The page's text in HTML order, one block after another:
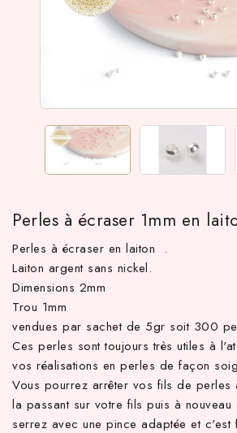
d'achat hors frais de port en
Perles à écraser 1mm en
Perles à écraser en laiton .
Laiton argent sans nickel.
Dimensions 2mm
Trou 1mm
vendues par sachet de 5gr soit 300
Ces perles sont toujours très utiles à
vos réalisations en perles de façon
Vous pourrez arrêter vos fils de perles
la passant sur votre fils puis à
serrez avec une pince adaptée et c'est